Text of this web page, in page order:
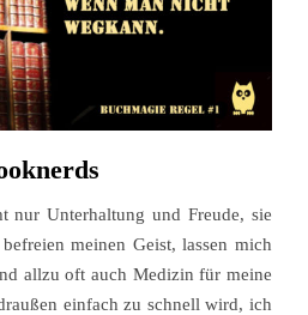
nur Unterhaltung und Freude, sie
meinen Geist, lassen mich
allzu oft auch Medizin für meine
einfach zu schnell wird, ich